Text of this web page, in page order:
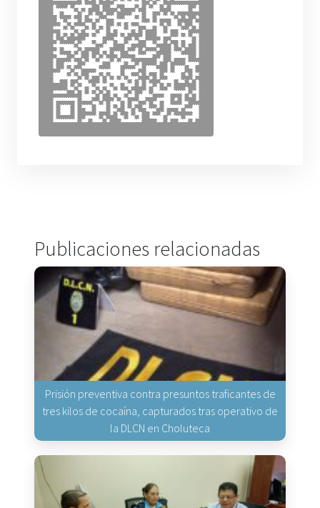
Publicaciones relacionadas
Prisión preventiva contra presuntos traficantes de
tres kilos de cocaína, capturados tras operativo de
la DLCN en Choluteca